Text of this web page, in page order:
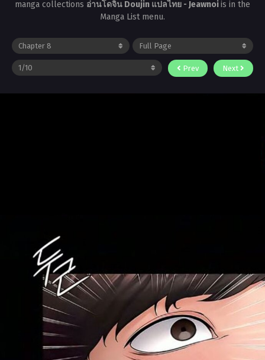
manga collections อ่านโดจิน Doujin แปลไทย - Jeawnoiis in the
Manga List menu.
Prev Next